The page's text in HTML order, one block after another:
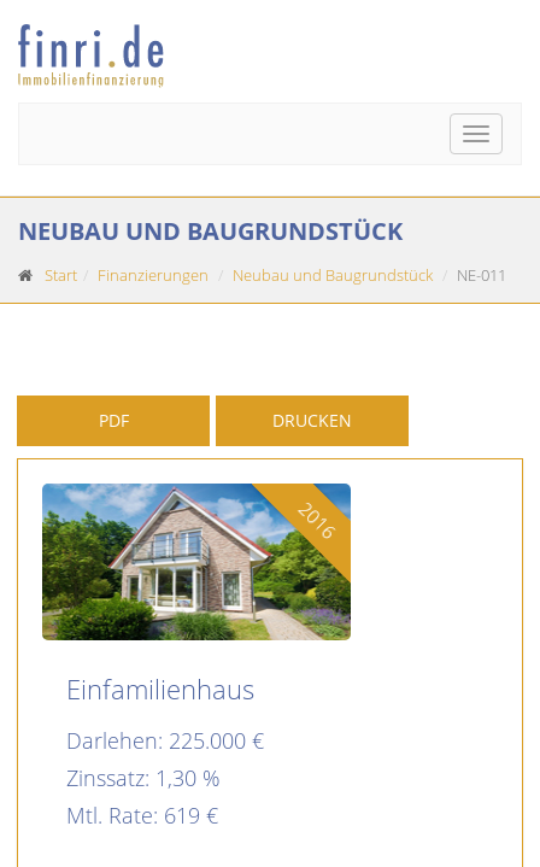
Toggle
NEUBAU UND BAUGRUNDSTÜCK
Start Finanzierungen Neubau und Baugrundstück NE-011
PDF DRUCKEN
2016
Einfamilienhaus
Darlehen: 225.000
Zinssatz: 1,30
Mtl. Rate: 619